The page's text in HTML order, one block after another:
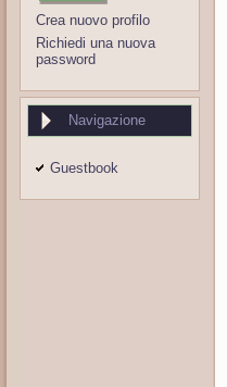
Crea nuovo profilo
Richiedi una nuova
password
Navigazione
Guestbook